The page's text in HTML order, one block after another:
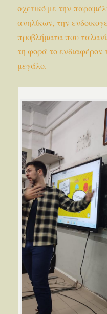
σχετικό με την
ανηλίκων, την
προβλήματα που
τη φορά το
μεγάλο.